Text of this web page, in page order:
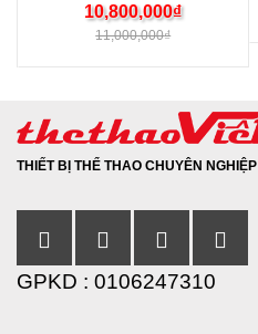
11,000,000₫
10,800,000₫
THIẾT BỊ THỂ THAO CHUYÊN NGHIỆP
GPKD : 0106247310